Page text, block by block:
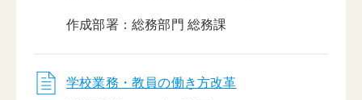
作成部署：総務部門 総務課
学校業務・教員の働き方改革